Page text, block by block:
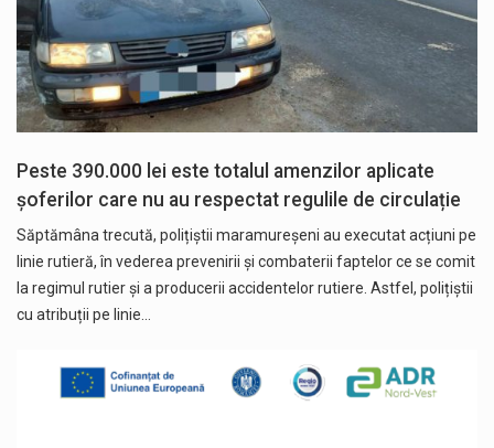
Peste 390.000 lei este totalul amenzilor aplicate
șoferilor care nu au respectat regulile de circulație
Săptămâna trecută, polițiștii maramureșeni au executat acțiuni pe
linie rutieră, în vederea prevenirii și combaterii faptelor ce se comit
la regimul rutier și a producerii accidentelor rutiere. Astfel, polițiștii
cu atribuții pe linie…